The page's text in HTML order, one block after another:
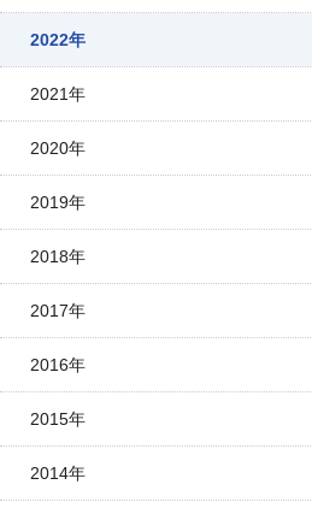
2022年
2021年
2020年
2019年
2018年
2017年
2016年
2015年
2014年